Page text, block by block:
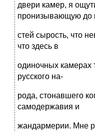
двери камер, я
пронизывающую до
стей сырость, что
что здесь в
одиночных камерах
русского на-
рода, стонавшего
самодержавия и
жандармерии. Мне